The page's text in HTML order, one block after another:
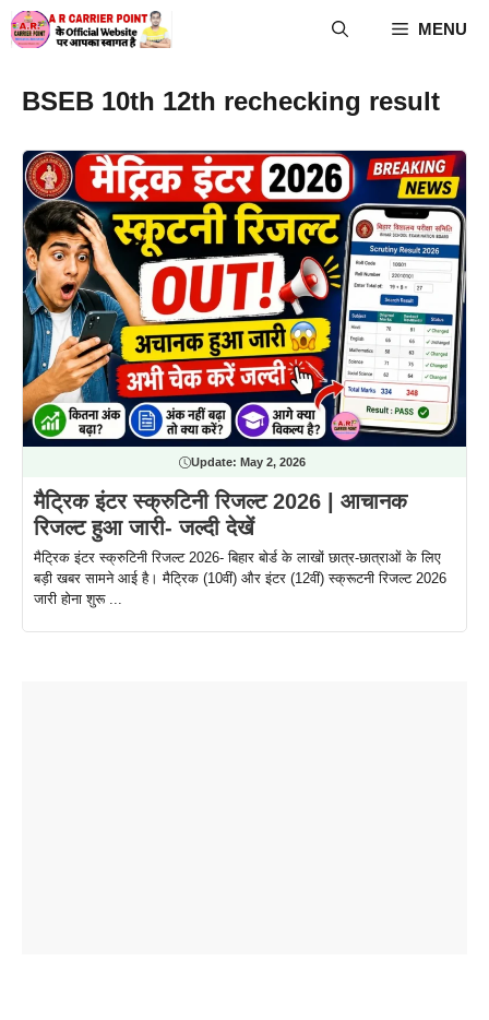
Skip
to
MENU
BSEB 10th 12th rechecking result
Update: May 2, 2026
मैट्रिक इंटर स्क्रुटिनी रिजल्ट 2026 | आचानक
रिजल्ट हुआ जारी- जल्दी देखें
मैट्रिक इंटर स्क्रुटिनी रिजल्ट 2026- बिहार बोर्ड के लाखों छात्र-छात्राओं के लिए
बड़ी खबर सामने आई है। मैट्रिक (10वीं) और इंटर (12वीं) स्क्रूटनी रिजल्ट 2026
जारी होना शुरू ...